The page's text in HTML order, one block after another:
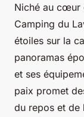
Niché au cœur
Camping du
étoiles sur la
panoramas
et ses
paix promet
du repos et de